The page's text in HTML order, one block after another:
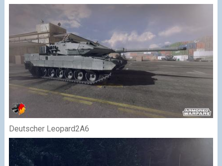
Deutscher Leopard2A6